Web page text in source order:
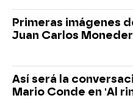
Primeras imágenes
Juan Carlos
Así será la
Mario Conde en 'Al